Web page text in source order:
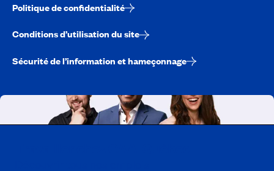
Politique de confidentialité
Conditions d’utilisation du site
Sécurité de l’information et hameçonnage